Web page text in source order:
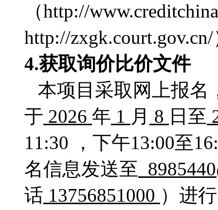
（http://
http://
4.获取询价比价文件
本项目采取网上报名
于 2026 年 1 月 8 日至
11:30 ，下午13:00至
名信息发送至 8985440
话 13756851000 ）进